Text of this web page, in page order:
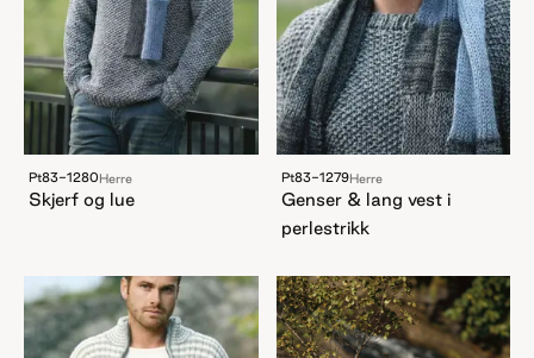
Pt83-1280Herre
Skjerf og lue
Pt83-1279Herre
Genser & lang vest i
perlestrikk